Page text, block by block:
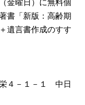
書「新版：高齢期
遺言書作成のすす
４－１－１ 中日